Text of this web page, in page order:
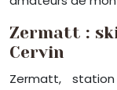
Zermatt :
Cervin
Zermatt,